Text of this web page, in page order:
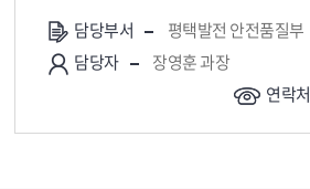
담당부서
평택발전 안전품질부
담당자
장영훈 과장
연락처